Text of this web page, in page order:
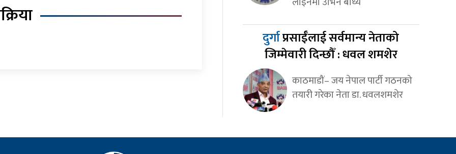
दुर्गाप्रसाईँलाई सर्वमान्य नेताको
जिम्मेवारी दिन्छौँ : धवल शमशेर
काठमाडौं– जय नेपाल पार्टी गठनको
तयारी गरेका नेता डा. धवलशमशेर